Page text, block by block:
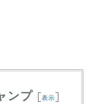
ンプ [表示]